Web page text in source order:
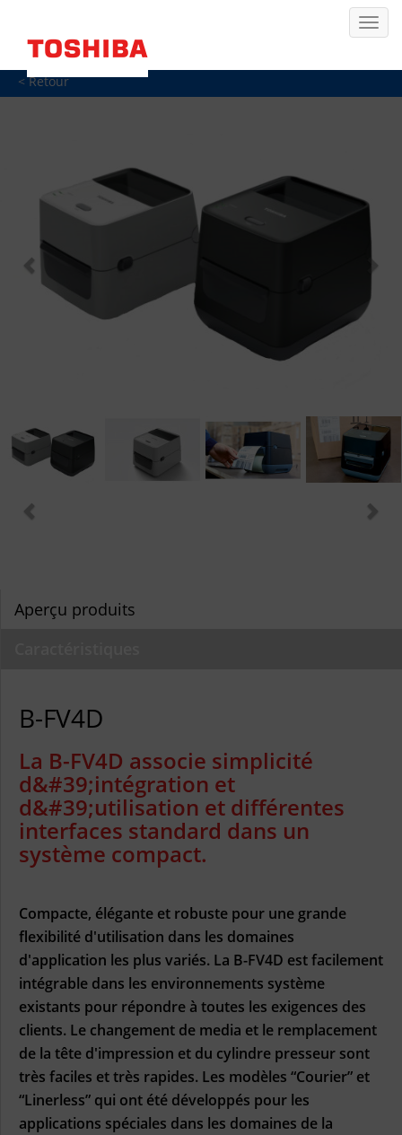
< Retour
Aperçu produits
B-FV4D
La B-FV4D associe simplicité
d&#39;intégration et
d&#39;utilisation et différentes
interfaces standard dans un
système compact.
Compacte, élégante et robuste pour une grande
flexibilité d'utilisation dans les domaines
d'application les plus variés. La B-FV4D est facilement
intégrable dans les environnements système
existants pour répondre à toutes les exigences des
clients. Le changement de media et le remplacement
de la tête d'impression et du cylindre presseur sont
très faciles et très rapides. Les modèles “Courier” et
“Linerless” qui ont été développés pour les
applications spéciales dans les domaines de la